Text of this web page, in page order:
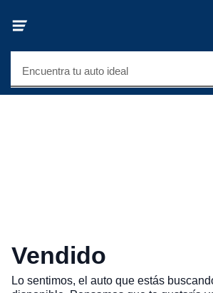
Encuentra tu auto ideal
Vendido
Lo sentimos, el auto que estás